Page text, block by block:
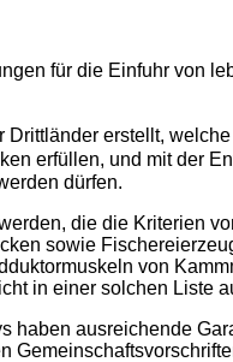
für die Einfuhr von
Drittländer erstellt,
erfüllen, und mit der
dürfen.
die die Kriterien
sowie
von
in einer solchen Liste
ausreichende